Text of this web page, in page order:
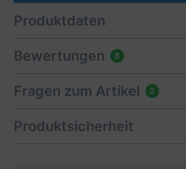
Produktdaten
Bewertungen 8
Fragen zum Artikel 2
Produktsicherheit